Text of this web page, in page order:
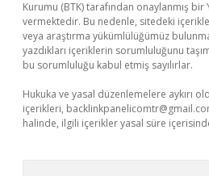
Kurumu (BTK) tarafından onaylanmış bir
vermektedir. Bu nedenle, sitedeki
veya araştırma yükümlülüğümüz
yazdıkları içeriklerin sorumluluğunu
bu sorumluluğu kabul etmiş sayılırlar.
Hukuka ve yasal düzenlemelere aykırı
içerikleri,
halinde, ilgili içerikler yasal süre